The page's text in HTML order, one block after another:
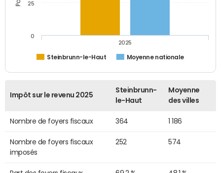
Steinbrunn-le-Haut Moyenne nationale
2025
0
25
Impôt sur le revenu 2025
Steinbrunn-
le-Haut
Moyenne
des villes
Nombre de foyers fiscaux 364 1 186
Nombre de foyers fiscaux
imposés
252 574